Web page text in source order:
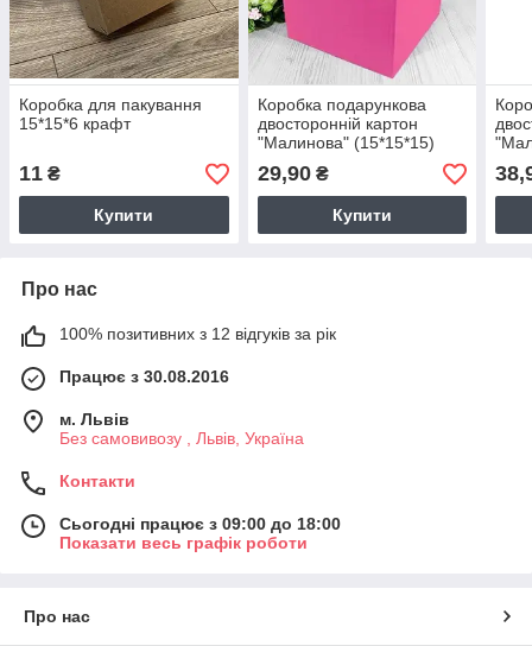
Коробка для пакування
15*15*6 крафт
11 ₴
Купити
Коробка подарункова
двосторонній картон
"Малинова" (15*15*15)
29,90₴
Купити
Про нас
100% позитивних з 12 відгуків за рік
Працює з 30.08.2016
м. Львів
Без самовивозу , Львів, Україна
Контакти
Сьогодні працює з 09:00 до 18:00
Показати весь графік роботи
Про нас